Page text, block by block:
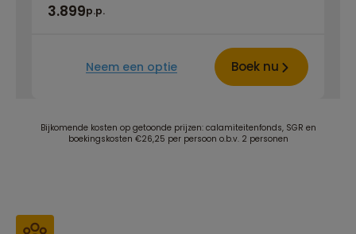
3.899p.p.
Neem een optie Boek nu
Bijkomende kosten op getoonde prijzen: calamiteitenfonds, SGR en
boekingskosten €26,25 per persoon o.b.v. 2 personen